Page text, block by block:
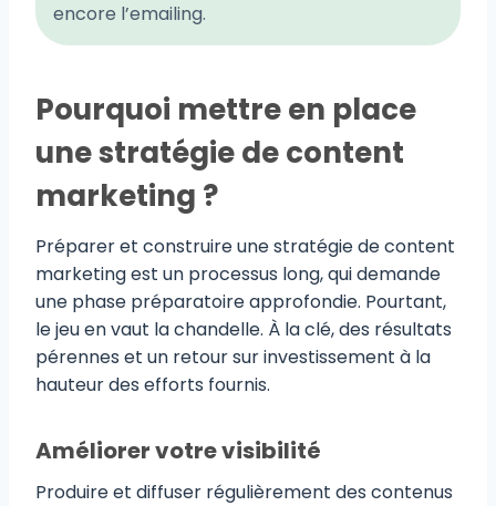
encore l’emailing.
Pourquoi mettre en place
une stratégie de content
marketing ?
Préparer et construire une stratégie de content
marketing est un processus long, qui demande
une phase préparatoire approfondie. Pourtant,
le jeu en vaut la chandelle. À la clé, des résultats
pérennes et un retour sur investissement à la
hauteur des efforts fournis.
Améliorer votre visibilité
Produire et diffuser régulièrement des contenus